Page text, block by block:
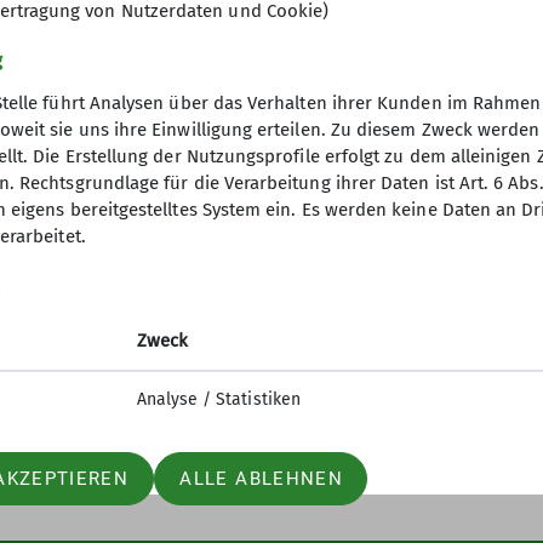
Wanderns in den Vordergrund stellen. Dabei
durch die Anzahl der Höhenmeter dar. Bei
von Hindernissen, da die Routen auch quer
und Kondition realistisch
Wandergruppe auszuprobieren.
Probewanderungen gerne willkommen. Wenn Sie
Ihre Mitgliedschaft im DAV bei der Sektion
im Monat von Februar bis November.
fahren wir entweder mit öffentlichen
der DAV Sektion Göttingen bekannt
muss. Bitte Termin anklicken, dann wird die
nächsten Wanderung per Mail.
in werden
von Nutzerdaten und Cookie)
führt Analysen über das Verhalten ihrer Kunden im
sie uns ihre Einwilligung erteilen. Zu diesem Zweck
Die Erstellung der Nutzungsprofile erfolgt zu dem alleinigen
Rechtsgrundlage für die Verarbeitung ihrer Daten ist Art. 6
eigens bereitgestelltes System ein. Es werden keine Daten an
Zweck
Analyse / Statistiken
ALLE ABLEHNEN